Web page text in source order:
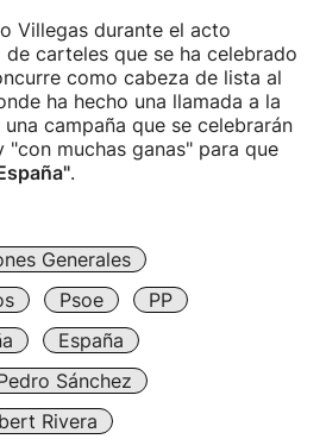
Villegas durante el acto
carteles que se ha celebrado
como cabeza de lista al
ha hecho una llamada a la
campaña que se celebrarán
"con muchas ganas" para que
.
Generales
Psoe
PP
España
Sánchez
Rivera